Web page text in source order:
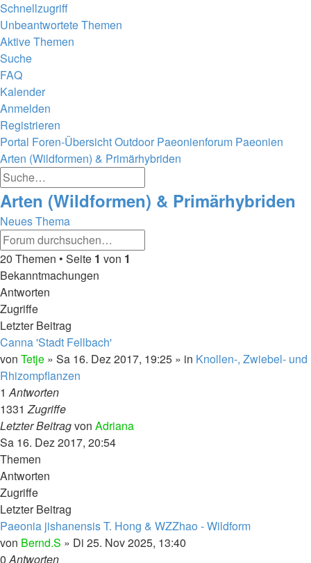
Schnellzugriff
Unbeantwortete Themen
Aktive Themen
Suche
FAQ
Kalender
Anmelden
Registrieren
Portal Foren-ÜbersichtOutdoor Paeonienforum Paeonien
Arten (Wildformen) & Primärhybriden
Suche
Suche
Arten (Wildformen) & Primärhybriden
Neues Thema
20 Themen • Seite 1 von 1
Bekanntmachungen
Antworten
Zugriffe
Letzter Beitrag
Canna 'Stadt Fellbach'
von Tetje » Sa 16. Dez 2017, 19:25 » in Knollen-, Zwiebel- und
Rhizompflanzen
1Antworten
1331Zugriffe
Letzter Beitragvon Adriana
Sa 16. Dez 2017, 20:54
Themen
Antworten
Zugriffe
Letzter Beitrag
Paeonia jishanensis T. Hong & WZZhao - Wildform
von Bernd.S » Di 25. Nov 2025, 13:40
0Antworten